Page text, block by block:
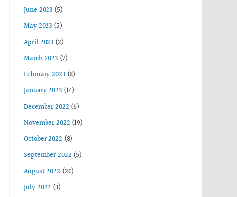
June 2023 (5)
May 2023 (5)
April 2023 (2)
March 2023 (7)
February 2023 (8)
January 2023 (14)
December 2022 (6)
November 2022 (19)
October 2022 (8)
September 2022 (5)
August 2022 (20)
July 2022 (3)